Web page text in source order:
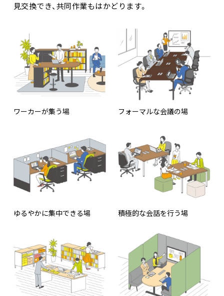
見交換でき、共同作業もはかどります。
ワーカーが集う場 フォーマルな会議の場
ゆるやかに集中できる場 積極的な会話を行う場